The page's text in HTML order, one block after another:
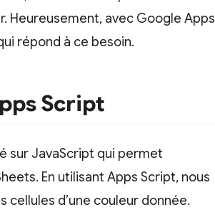
Heureusement, avec Google Apps
répond à ce besoin.
Script
sur JavaScript qui permet
En utilisant Apps Script, nous
d’une couleur donnée.